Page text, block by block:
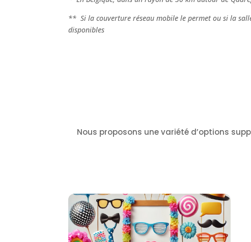
** Si la couverture réseau mobile le permet ou si la
disponibles
Nous proposons une variété d’options